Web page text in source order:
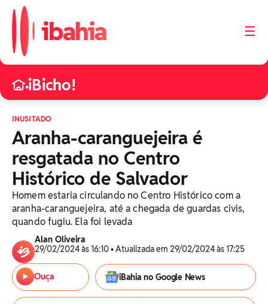
☰
•iBicho!
INUSITADO
Aranha-caranguejeira é
resgatada no Centro
Histórico de Salvador
Homem estaria circulando no Centro Histórico com a
aranha-caranguejeira, até a chegada de guardas civis,
quando fugiu. Ela foi levada
Alan Oliveira
29/02/2024 às 16:10 • Atualizada em 29/02/2024 às 17:25
Ouça iBahia no Google News